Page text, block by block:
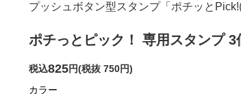
プッシュボタン型スタンプ「ポチッと
ポチっとピック！ 専用スタンプ
税込825円(税抜 750円)
カラー